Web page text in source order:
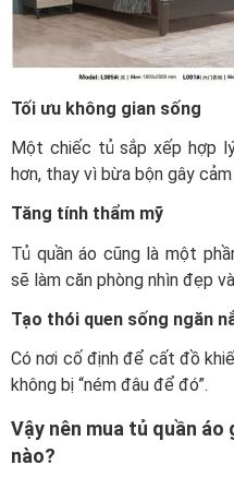
Tối ưu không gian sống
Một chiếc tủ sắp xếp hợp
hơn, thay vì bừa bộn gây
Tăng tính thẩm mỹ
Tủ quần áo cũng là một
sẽ làm căn phòng nhìn đẹp
Tạo thói quen sống ngăn
Có nơi cố định để cất đồ
không bị “ném đâu để đó”.
Vậy nên mua tủ quần
nào?